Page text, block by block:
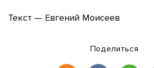
Текст — Евгений Моисеев
Поделиться